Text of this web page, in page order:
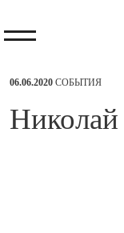
06.06.2020 СОБЫТИЯ